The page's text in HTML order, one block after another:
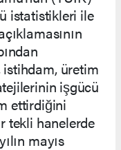
istatistikleri ile
istihdam, üretim
işgücü
ettirdiğini
tekli hanelerde
mayıs